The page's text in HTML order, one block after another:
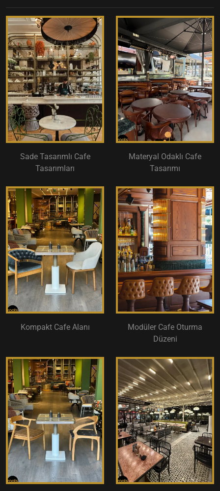
Sade Tasarımlı Cafe
Tasarımları
Materyal Odaklı Cafe
Tasarımı
Kompakt Cafe Alanı
Modüler Cafe Oturma
Düzeni